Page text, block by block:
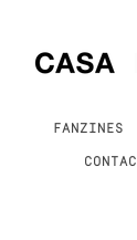
FANZINES